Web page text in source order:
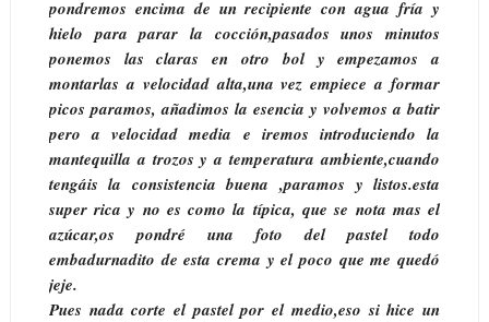
pondremos encima de un recipiente con agua fría y
hielo para parar la cocción,pasados unos minutos
ponemos las claras en otro bol y empezamos a
montarlas a velocidad alta,una vez empiece a formar
picos paramos, añadimos la esencia y volvemos a batir
pero a velocidad media e iremos introduciendo la
mantequilla a trozos y a temperatura ambiente,cuando
tengáis la consistencia buena ,paramos y listos.esta
super rica y no es como la típica, que se nota mas el
azúcar,os pondré una foto del pastel todo
embadurnadito de esta crema y el poco que me quedó
jeje.
Pues nada corte el pastel por el medio,eso si hice un